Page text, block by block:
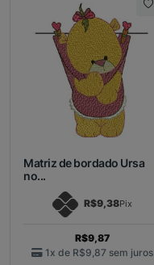
Matriz de bordado Ursa
no...
R$9,38Pix
R$9,87
1x de R$9,87 sem juros